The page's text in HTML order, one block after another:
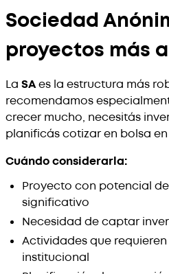
Sociedad
proyectos más
La SAes la estructura más
recomendamos
crecer mucho, necesitás
planificás cotizar en bolsa
Cuándo considerarla:
Proyecto con potencial
significativo
Necesidad de captar
Actividades que
institucional